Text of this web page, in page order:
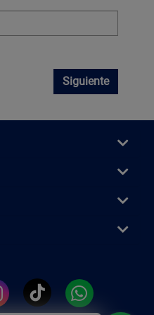
Siguiente